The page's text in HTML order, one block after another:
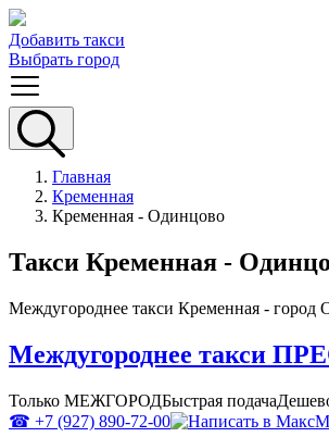
Добавить такси
Выбрать город
Главная
Кременная
Кременная - Одинцово
Такси Кременная -
Междугороднее такси Кременная - город
Междугороднее такси
Только МЕЖГОРОДБыстрая подача
☎ +7 (927) 890-72-00